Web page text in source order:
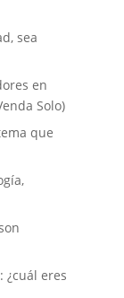
sea
en
Solo)
que
¿cuál eres